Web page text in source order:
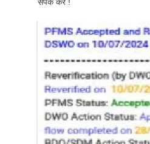
संपर्क करें !